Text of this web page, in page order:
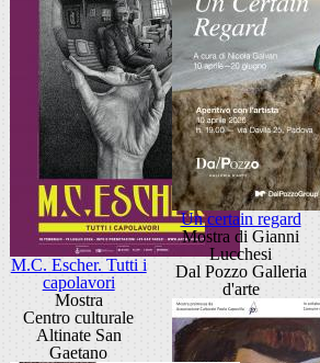
M.C. Escher. Tutti i
capolavori
Mostra
Centro culturale
Altinate San
Gaetano
Un certain regard
Mostra di Gianni
Lucchesi
Dal Pozzo Galleria
d'arte